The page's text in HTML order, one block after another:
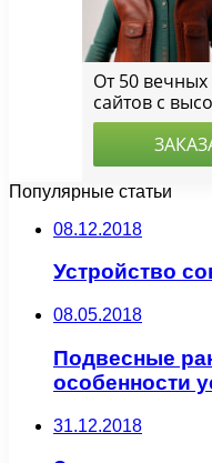
Популярные статьи
08.12.2018
Устройство
08.05.2018
Подвесные
особенности
31.12.2018